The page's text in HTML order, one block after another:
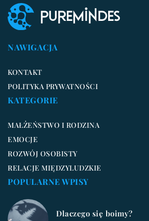
NAWIGACJA
KONTAKT
POLITYKA PRYWATNOŚCI
KATEGORIE
MAŁŻEŃSTWO I RODZINA
EMOCJE
ROZWÓJ OSOBISTY
RELACJE MIĘDZYLUDZKIE
POPULARNE WPISY
Dlaczego się boimy?